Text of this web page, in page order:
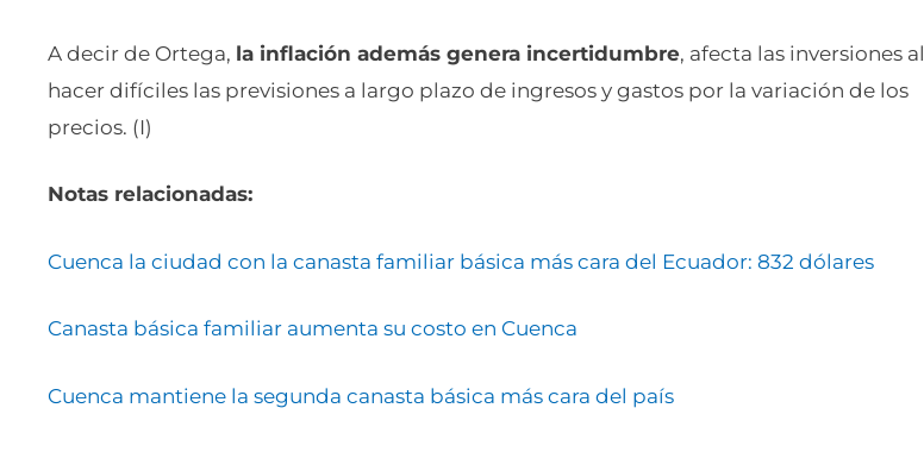
A decir de Ortega, la inflación además genera incertidumbre, afecta las inversiones al
hacer difíciles las previsiones a largo plazo de ingresos y gastos por la variación de los
precios. (I)
Notas relacionadas:
Cuenca la ciudad con la canasta familiar básica más cara del Ecuador: 832 dólares
Canasta básica familiar aumenta su costo en Cuenca
Cuenca mantiene la segunda canasta básica más cara del país